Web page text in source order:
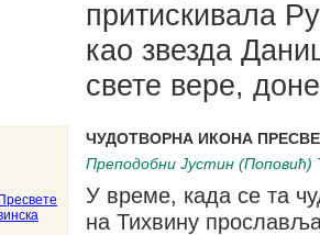
притискивала
као звезда
свете вере,
ЧУДОТВОРНА ИКОНА
Преподобни Јустин (Поповић)
У време, када се та
на Тихвину